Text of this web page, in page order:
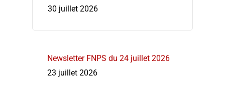
30 juillet 2026
Newsletter FNPS du 24 juillet 2026
23 juillet 2026